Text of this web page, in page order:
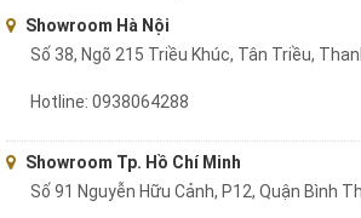
Showroom Hà Nội
Số 38, Ngõ 215 Triều Khúc, Tân Triều,
Hotline: 0938064288
Showroom Tp. Hồ Chí Minh
Số 91 Nguyễn Hữu Cảnh, P12, Quận Bình